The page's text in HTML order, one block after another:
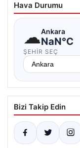
Hava Durumu
☁Ankara
NaN°C
ŞEHIR SEÇ
Bizi Takip Edin